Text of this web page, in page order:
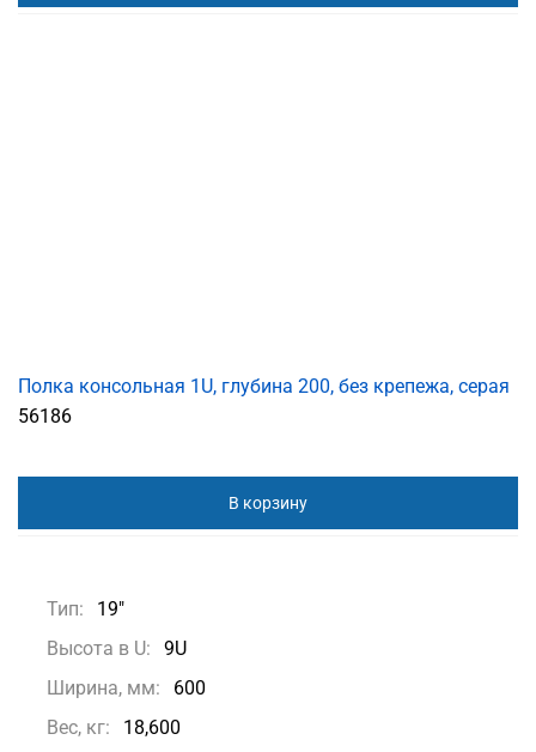
Полка консольная 1U, глубина 200, без крепежа, серая
56186
В корзину
Тип:
19"
Высота в U:
9U
Ширина, мм:
600
Вес, кг:
18,600